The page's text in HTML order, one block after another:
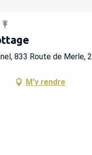
833 Route de Merle,
M'y rendre